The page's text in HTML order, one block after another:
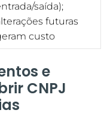
saída);
futuras
custo
e
CNPJ